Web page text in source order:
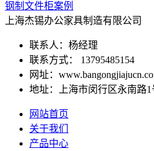
钢制文件柜案例
上海杰锡办公家具制造有限公司
联系人：杨经理
联系方式： 13795485154
网址：
地址：上海市闵行区永南路1
网站首页
关于我们
产品中心